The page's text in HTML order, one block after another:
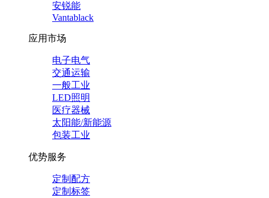
安锐能
Vantablack
应用市场
电子电气
交通运输
一般工业
LED照明
医疗器械
太阳能/新能源
包装工业
优势服务
定制配方
定制标签